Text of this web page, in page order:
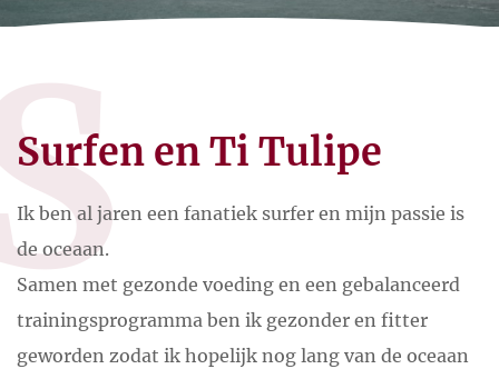
Surfen en Ti Tulipe
Ik ben al jaren een fanatiek surfer en mijn passie is
de oceaan.
Samen met gezonde voeding en een gebalanceerd
trainingsprogramma ben ik gezonder en fitter
geworden zodat ik hopelijk nog lang van de oceaan